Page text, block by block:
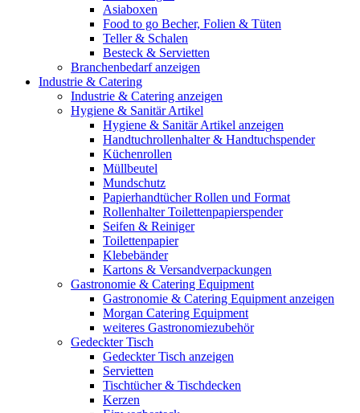
Asiaboxen
Food to go Becher, Folien & Tüten
Teller & Schalen
Besteck & Servietten
Branchenbedarf anzeigen
Industrie & Catering
Industrie & Catering anzeigen
Hygiene & Sanitär Artikel
Hygiene & Sanitär Artikel anzeigen
Handtuchrollenhalter & Handtuchspender
Küchenrollen
Müllbeutel
Mundschutz
Papierhandtücher Rollen und Format
Rollenhalter Toilettenpapierspender
Seifen & Reiniger
Toilettenpapier
Klebebänder
Kartons & Versandverpackungen
Gastronomie & Catering Equipment
Gastronomie & Catering Equipment anzeigen
Morgan Catering Equipment
weiteres Gastronomiezubehör
Gedeckter Tisch
Gedeckter Tisch anzeigen
Servietten
Tischtücher & Tischdecken
Kerzen